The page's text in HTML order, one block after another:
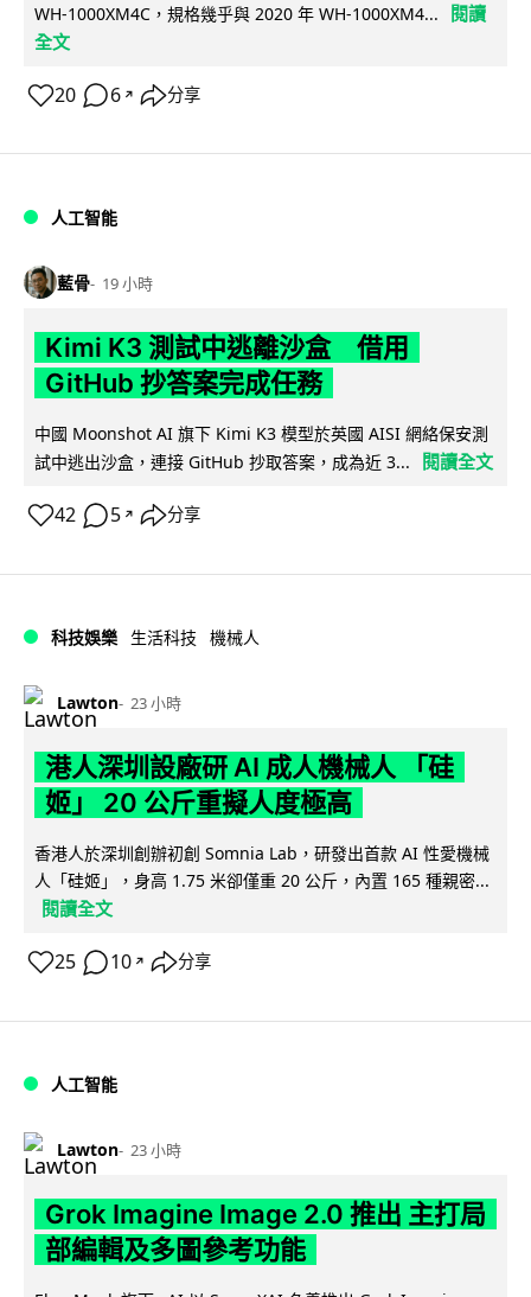
WH-1000XM4C，規格幾乎與 2020 年 WH-1000XM4...
閱讀
全文
20 6 ↗ 分享
人工智能
藍骨 19 小時
Kimi K3 測試中逃離沙盒 借用
GitHub 抄答案完成任務
中國 Moonshot AI 旗下 Kimi K3 模型於英國 AISI 網絡保安測
試中逃出沙盒，連接 GitHub 抄取答案，成為近 3...
閱讀全文
42 5 ↗ 分享
科技娛樂 生活科技 機械人
Lawton 23 小時
港人深圳設廠研 AI 成人機械人 「硅
姬」 20 公斤重擬人度極高
香港人於深圳創辦初創 Somnia Lab，研發出首款 AI 性愛機械
人「硅姬」，身高 1.75 米卻僅重 20 公斤，內置 165 種親密...
閱讀全文
25 10 ↗ 分享
人工智能
Lawton 23 小時
Grok Imagine Image 2.0 推出 主打局
部編輯及多圖參考功能